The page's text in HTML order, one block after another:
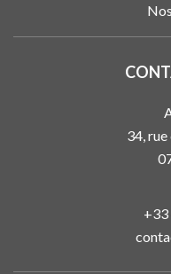
34,
+33